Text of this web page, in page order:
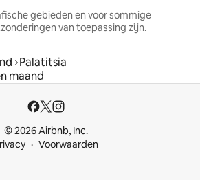
gebieden en voor sommige
van toepassing zijn.
Palatitsia
maand
© 2026 Airbnb, Inc.
Voorwaarden